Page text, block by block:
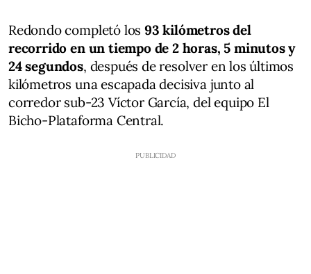
Redondo completó los93 kilómetros del
recorrido en un tiempo de 2 horas, 5 minutos y
24 segundos, después de resolver en los últimos
kilómetros una escapada decisiva junto al
corredor sub-23 Víctor García, del equipo El
Bicho-Plataforma Central.